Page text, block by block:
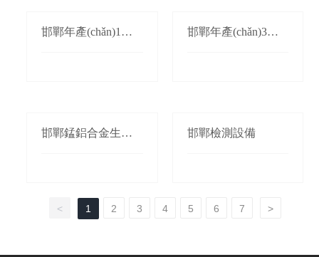
邯鄲年產(chǎn)1萬
邯鄲年產(chǎn)3萬
邯鄲錳鋁合金生產(c
邯鄲檢測設備
< 1 2 3 4 5 6 7 >